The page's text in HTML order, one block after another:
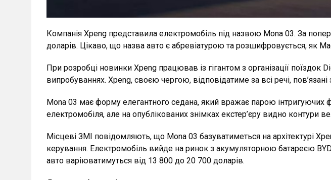
Компанія Xpeng представила електромобіль під назвою Mona 03. За
доларів. Цікаво, що назва авто є абревіатурою та розшифровується, як
При розробці новинки Xpeng працював із гігантом з організації поїздок
випробуваннях. Xpeng, своєю чергою, відповідатиме за всі речі,
Mona 03 має форму елегантного седана, який вражає парою інтригуючих
електромобіля, але на опублікованих знімках екстер’єру видно контури
Місцеві ЗМІ повідомляють, що Mona 03 базуватиметься на архітектурі
керування. Електромобіль вийде на ринок з акумуляторною батареєю
авто варіюватимуться від 13 800 до 20 700 доларів.